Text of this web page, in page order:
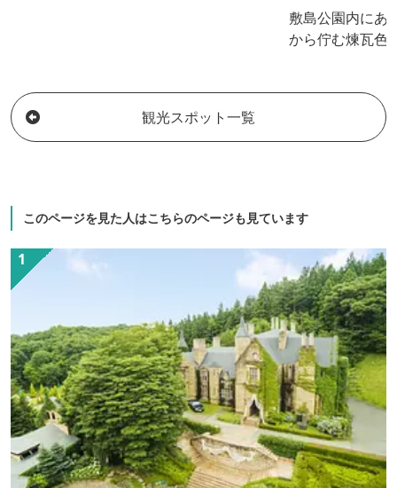
敷島公園内にあ
から佇む煉瓦色
クニックやお
ミリーの憩い
な敷島公園の四
観光スポット一覧
このページを見た人はこちらのページも見ています